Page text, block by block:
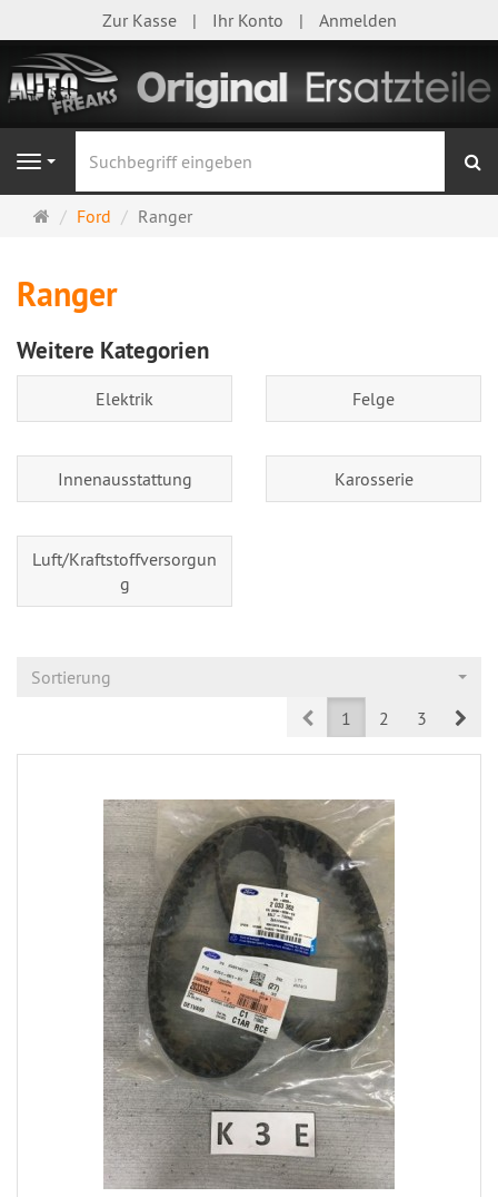
Zur Kasse Ihr Konto Anmelden
Navigation
Startseite
Ford Ranger
Ranger
Weitere Kategorien
Elektrik Felge
Innenausstattung Karosserie
Luft/Kraftstoffversorgun
g
Sortierung
Prev1 2 3